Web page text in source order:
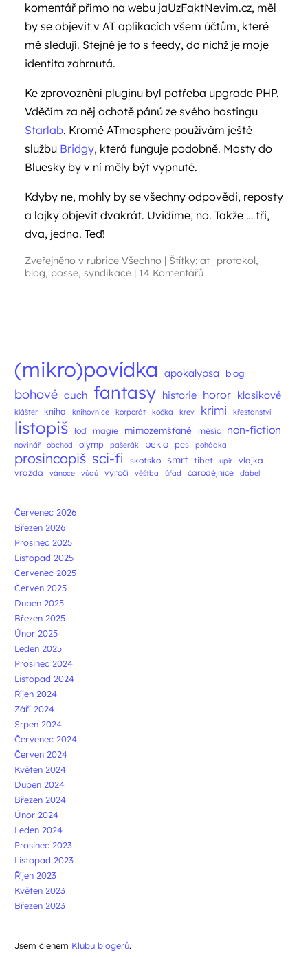
komentář přímo na webu jaUzFaktNevim.cz, měl
by se objevit v AT aplikacích všem účtům, které
mě sledují. Stejné je to s feedy, do nichž je moje
identita zahrnutá.
Ke zprovoznění pluginu byl potřeba upgrade PHP.
Vděčím za něj ochotě pánů ze svého hostingu
Starlab. Kromě ATmosphere používám ještě
službu Bridgy, která funguje podobně. Mosty do
Bluesky by v ní měly být vypnuté.
Kdyby ne, mohly by se všechny odpovědi, reposty
a lajky objevit dvakrát. Uvidíme, no. Takže … tři,
dva, jedna. Teď!
Zveřejněno v rubrice Všechno | Štítky: at_protokol,
blog, posse, syndikace | 14 Komentářů
(mikro)povídka apokalypsa blog
bohové duch fantasy historie horor klasikové
klášter kniha knihovnice korporát kočka krev krimi křesťanství
listopiš loď magie mimozemšťané měsíc non-fiction
novinář obchod olymp pašerák peklo pes pohádka
prosincopiš sci-fi skotsko smrt tibet upír
vlajka
vražda
vánoce vúdú výročí věštba úřad čarodějnice ďábel
Červenec 2026
Březen 2026
Prosinec 2025
Listopad 2025
Červenec 2025
Červen 2025
Duben 2025
Březen 2025
Únor 2025
Leden 2025
Prosinec 2024
Listopad 2024
Říjen 2024
Září 2024
Srpen 2024
Červenec 2024
Červen 2024
Květen 2024
Duben 2024
Březen 2024
Únor 2024
Leden 2024
Prosinec 2023
Listopad 2023
Říjen 2023
Květen 2023
Březen 2023
Jsem členem Klubu blogerů.